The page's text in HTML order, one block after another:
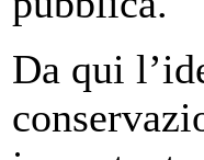
Da qui